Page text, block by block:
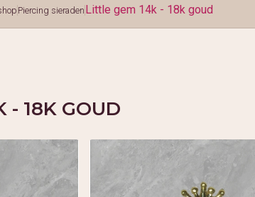
Piercing sieradenLittle gem 14k - 18k goud
- 18K GOUD